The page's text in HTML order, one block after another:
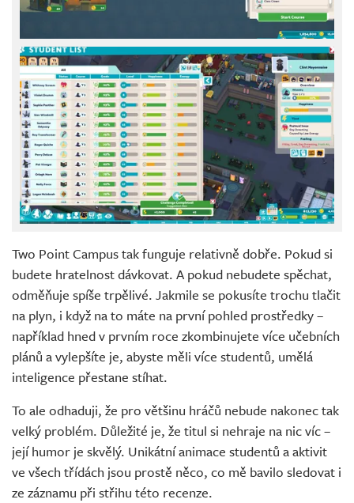
Two Point Campus tak funguje relativně dobře. Pokud si
budete hratelnost dávkovat. A pokud nebudete spěchat,
odměňuje spíše trpělivé. Jakmile se pokusíte trochu tlačit
na plyn, i když na to máte na první pohled prostředky –
například hned v prvním roce zkombinujete více učebních
plánů a vylepšíte je, abyste měli více studentů, umělá
inteligence přestane stíhat.
To ale odhaduji, že pro většinu hráčů nebude nakonec tak
velký problém. Důležité je, že titul si nehraje na nic víc –
její humor je skvělý. Unikátní animace studentů a aktivit
ve všech třídách jsou prostě něco, co mě bavilo sledovat i
ze záznamu při střihu této recenze.